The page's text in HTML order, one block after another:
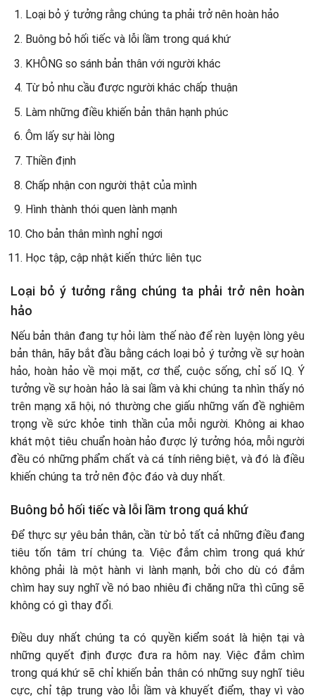
Loại bỏ ý tưởng rằng chúng ta phải trở nên hoàn hảo
Buông bỏ hối tiếc và lỗi lầm trong quá khứ
KHÔNG so sánh bản thân với người khác
Từ bỏ nhu cầu được người khác chấp thuận
Làm những điều khiến bản thân hạnh phúc
Ôm lấy sự hài lòng
Thiền định
Chấp nhận con người thật của mình
Hình thành thói quen lành mạnh
Cho bản thân mình nghỉ ngơi
Học tập, cập nhật kiến thức liên tục
Loại bỏ ý tưởng rằng chúng ta phải trở nên hoàn
hảo
Nếu bản thân đang tự hỏi làm thế nào để rèn luyện lòng yêu
bản thân, hãy bắt đầu bằng cách loại bỏ ý tưởng về sự hoàn
hảo, hoàn hảo về mọi mặt, cơ thể, cuộc sống, chỉ số IQ. Ý
tưởng về sự hoàn hảo là sai lầm và khi chúng ta nhìn thấy nó
trên mạng xã hội, nó thường che giấu những vấn đề nghiêm
trọng về sức khỏe tinh thần của mỗi người. Không ai khao
khát một tiêu chuẩn hoàn hảo được lý tưởng hóa, mỗi người
đều có những phẩm chất và cá tính riêng biệt, và đó là điều
khiến chúng ta trở nên độc đáo và duy nhất.
Buông bỏ hối tiếc và lỗi lầm trong quá khứ
Để thực sự yêu bản thân, cần từ bỏ tất cả những điều đang
tiêu tốn tâm trí chúng ta. Việc đắm chìm trong quá khứ
không phải là một hành vi lành mạnh, bởi cho dù có đắm
chìm hay suy nghĩ về nó bao nhiêu đi chăng nữa thì cũng sẽ
không có gì thay đổi.
Điều duy nhất chúng ta có quyền kiểm soát là hiện tại và
những quyết định được đưa ra hôm nay. Việc đắm chìm
trong quá khứ sẽ chỉ khiến bản thân có những suy nghĩ tiêu
cực, chỉ tập trung vào lỗi lầm và khuyết điểm, thay vì vào